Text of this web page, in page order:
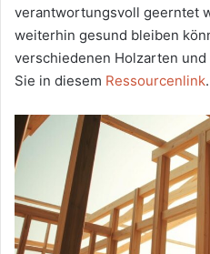
verantwortungsvoll geerntet
weiterhin gesund bleiben
verschiedenen Holzarten
Sie in diesem Ressourcenlink.